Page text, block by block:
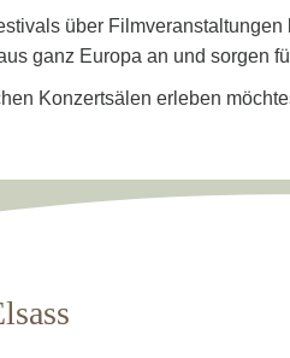
über
ganz Europa an und sorgen
Konzertsälen erleben